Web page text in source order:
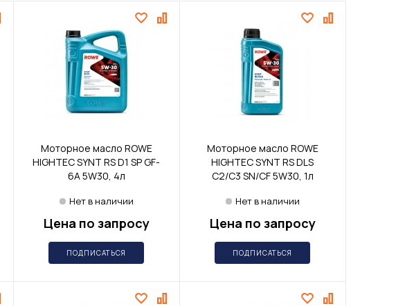
Моторное масло ROWE
HIGHTEC SYNT RS D1 SP GF-
6A 5W30, 4л
Нет в наличии
Цена по запросу
ПОДПИСАТЬСЯ
Моторное масло ROWE
HIGHTEC SYNT RS DLS
C2/C3 SN/CF 5W30, 1л
Нет в наличии
Цена по запросу
ПОДПИСАТЬСЯ